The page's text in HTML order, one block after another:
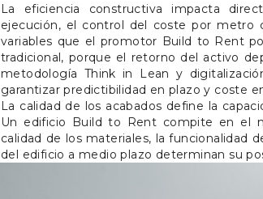
La eficiencia constructiva impacta
ejecución, el control del coste por metro
variables que el promotor Build to Rent
tradicional, porque el retorno del activo
metodología Think in Lean y
garantizar predictibilidad en plazo y coste
La calidad de los acabados define la
Un edificio Build to Rent compite en el
calidad de los materiales, la funcionalidad
del edificio a medio plazo determinan su